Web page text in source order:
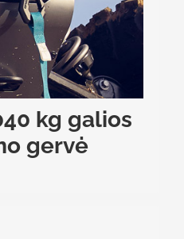
kg galios
gervė
Bagyje montuojama
gervė su sintetiniu lynu
situacijoje.